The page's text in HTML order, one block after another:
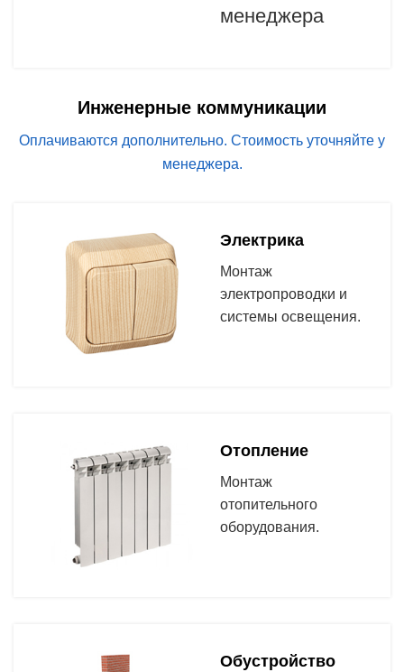
менеджера
Инженерные коммуникации
Оплачиваются дополнительно. Стоимость уточняйте у
менеджера.
Электрика
Монтаж
электропроводки и
системы освещения.
Отопление
Монтаж
отопительного
оборудования.
Обустройство